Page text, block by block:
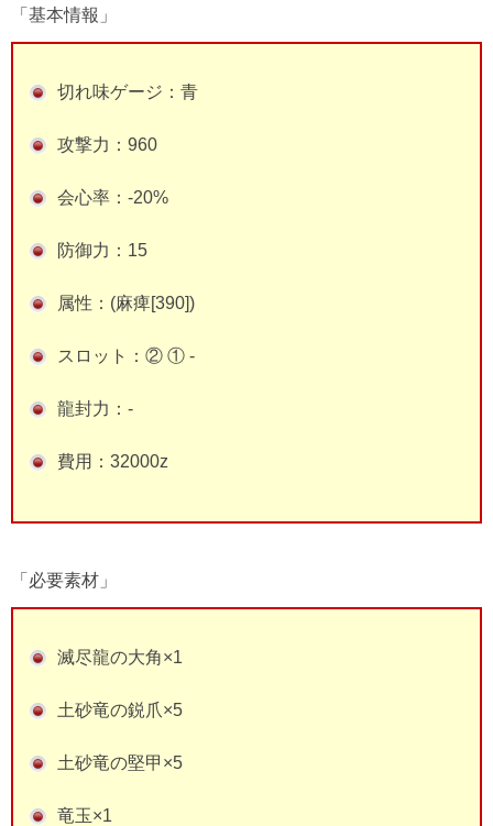
「基本情報」
切れ味ゲージ：青
攻撃力：960
会心率：-20%
防御力：15
属性：(麻痺[390])
スロット：② ① -
龍封力：-
費用：32000z
「必要素材」
滅尽龍の大角×1
土砂竜の鋭爪×5
土砂竜の堅甲×5
竜玉×1